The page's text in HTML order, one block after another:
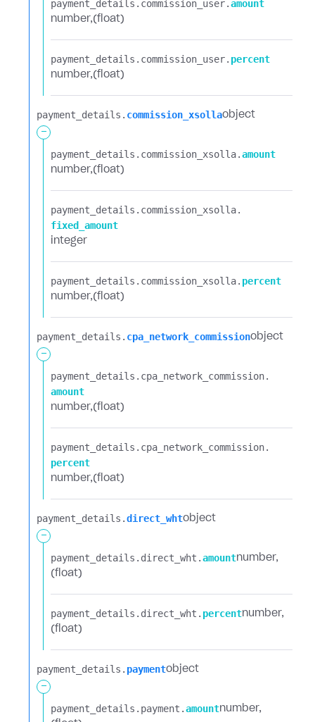
payment_details.​ commission_user.​amount
number (float)
payment_details.​ commission_user.​ percent
number (float)
payment_details.​ commission_xsollaobject
-
payment_details.​ commission_xsolla.​amount
number (float)
payment_details.​ commission_xsolla.​
fixed_amount
integer
payment_details.​ commission_xsolla.​ percent
number (float)
payment_details.​ cpa_network_commissionobject
-
payment_details.​ cpa_network_commission.​
amount
number (float)
payment_details.​ cpa_network_commission.​
percent
number (float)
payment_details.​direct_whtobject
-
payment_details.​ direct_wht.​amountnumber
(float)
payment_details.​ direct_wht.​ percentnumber
(float)
payment_details.​ paymentobject
-
payment_details.​ payment.​amountnumber